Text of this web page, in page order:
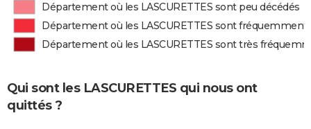
Département où les LASCURETTES sont peu décédés
Département où les LASCURETTES sont fréquemment
Département où les LASCURETTES sont très
Qui sont les LASCURETTES qui nous ont
quittés ?